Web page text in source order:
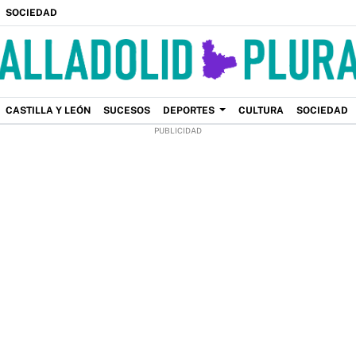
SOCIEDAD
CASTILLA Y LEÓN SUCESOS DEPORTES CULTURA SOCIEDAD